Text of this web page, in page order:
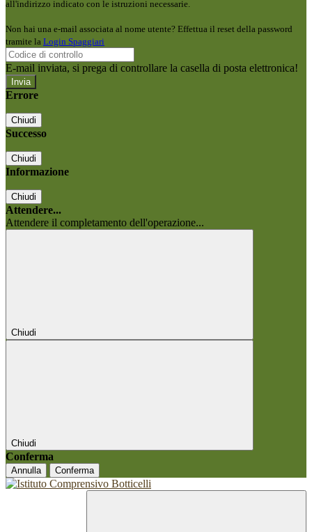
all'indirizzo indicato con le istruzioni necessarie.
Non hai una e-mail associata al nome utente? Effettua il reset della password
tramite la Login Spaggiari
E-mail inviata, si prega di controllare la casella di posta elettronica!
Errore
Chiudi
Successo
Chiudi
Informazione
Chiudi
Attendere...
Attendere il completamento dell'operazione...
Chiudi
Chiudi
Conferma
Annulla Conferma